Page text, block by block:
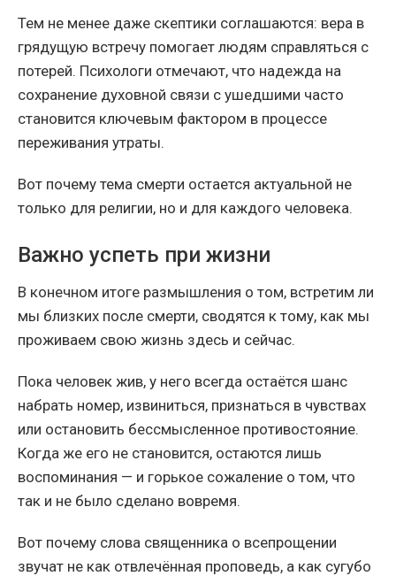
Тем не менее даже скептики соглашаются: вера в
грядущую встречу помогает людям справляться с
потерей. Психологи отмечают, что надежда на
сохранение духовной связи с ушедшими часто
становится ключевым фактором в процессе
переживания утраты.
Вот почему тема смерти остается актуальной не
только для религии, но и для каждого человека.
Важно успеть при жизни
В конечном итоге размышления о том, встретим ли
мы близких после смерти, сводятся к тому, как мы
проживаем свою жизнь здесь и сейчас.
Пока человек жив, у него всегда остаётся шанс
набрать номер, извиниться, признаться в чувствах
или остановить бессмысленное противостояние.
Когда же его не становится, остаются лишь
воспоминания — и горькое сожаление о том, что
так и не было сделано вовремя.
Вот почему слова священника о всепрощении
звучат не как отвлечённая проповедь, а как сугубо